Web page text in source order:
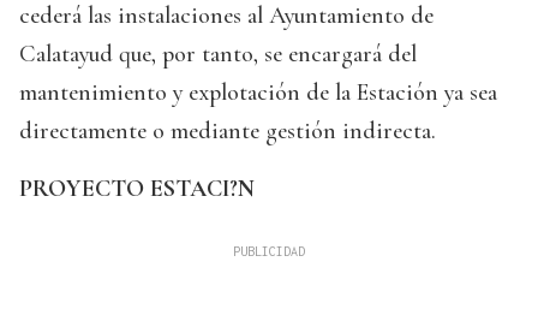
cederá las instalaciones al Ayuntamiento de
Calatayud que, por tanto, se encargará del
mantenimiento y explotación de la Estación ya sea
directamente o mediante gestión indirecta.
PROYECTO ESTACI?N